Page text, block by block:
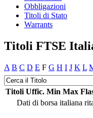
Obbligazioni
Titoli di Stato
Warrants
Titoli FTSE
A B C D E F G H I J K L
Titoli Uffic. Min Max
Dati di borsa italiana